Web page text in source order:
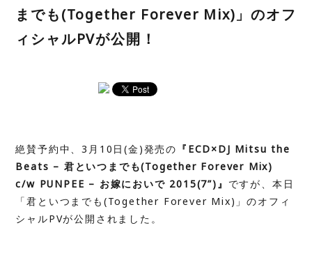
までも(Together Forever Mix)」のオフ
ィシャルPVが公開！
絶賛予約中、3月10日(金)発売の 『ECD×DJ Mitsu the
Beats – 君といつまでも(Together Forever Mix)
c/w PUNPEE – お嫁においで 2015(7”)』 ですが、 本日
「君といつまでも (Together Forever Mix) 」のオフィ
シャルPVが公開されました。